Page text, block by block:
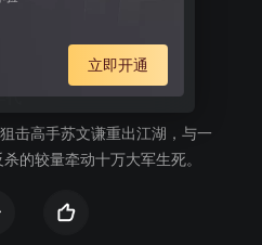
立即开通
代
击高手苏文谦重出江湖，与一
的较量牵动十万大军生死。